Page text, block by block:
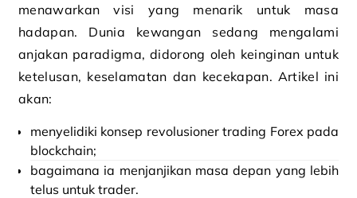
menawarkan visi yang menarik untuk masa
hadapan. Dunia kewangan sedang mengalami
anjakan paradigma, didorong oleh keinginan untuk
ketelusan, keselamatan dan kecekapan. Artikel ini
akan:
menyelidiki konsep revolusioner trading Forex pada
blockchain;
bagaimana ia menjanjikan masa depan yang lebih
telus untuk trader.